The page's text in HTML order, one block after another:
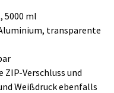
5000 ml
transparente
ZIP-Verschluss und
Weißdruck ebenfalls